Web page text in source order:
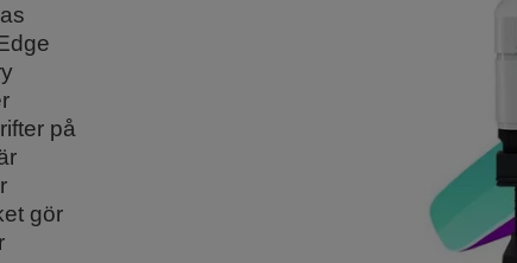
på
gör